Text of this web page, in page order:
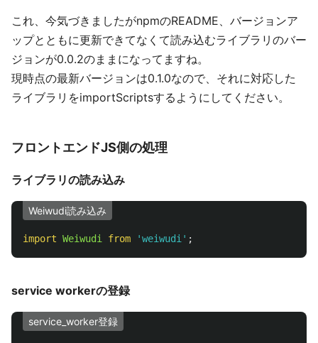
これ、今気づきましたがnpmのREADME、バージョンア
ップとともに更新できてなくて読み込むライブラリのバー
ジョンが0.0.2のままになってますね。
現時点の最新バージョンは0.1.0なので、それに対応した
ライブラリをimportScriptsするようにしてください。
フロントエンドJS側の処理
ライブラリの読み込み
Weiwudi読み込み
import Weiwudi from 'weiwudi ' ;
service workerの登録
service_worker登録